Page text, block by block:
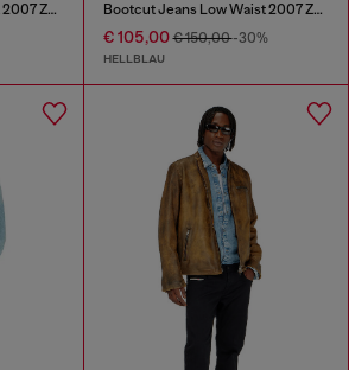
Bootcut Jeans Low Waist 2007 Zatiny Bootcut Jeans Low Waist 2007 Zatiny
€ 105,00€ 150,00-30%
HELLBLAU